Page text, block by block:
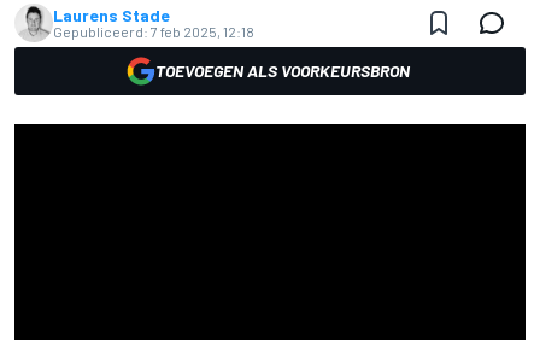
Laurens Stade
Gepubliceerd: 7 feb 2025, 12:18
TOEVOEGEN ALS VOORKEURSBRON